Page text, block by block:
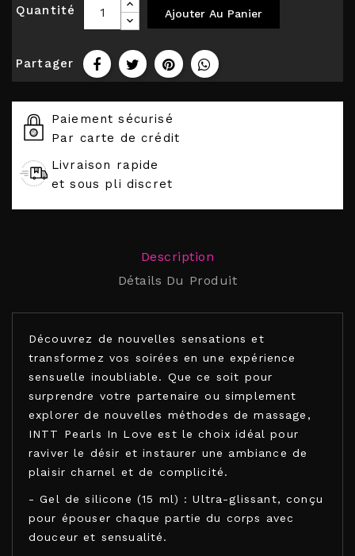
Quantité Ajouter Au Panier
Partager
Paiement sécurisé
Par carte de crédit
Livraison rapide
et sous pli discret
Description
Détails Du Produit
Découvrez de nouvelles sensations et
transformez vos soirées en une expérience
sensuelle inoubliable. Que ce soit pour
surprendre votre partenaire ou simplement
explorer de nouvelles méthodes de massage,
INTT Pearls In Love est le choix idéal pour
raviver le désir et instaurer une ambiance de
plaisir charnel et de complicité.
- Gel de silicone (15 ml) : Ultra-glissant, conçu
pour épouser chaque partie du corps avec
douceur et sensualité.